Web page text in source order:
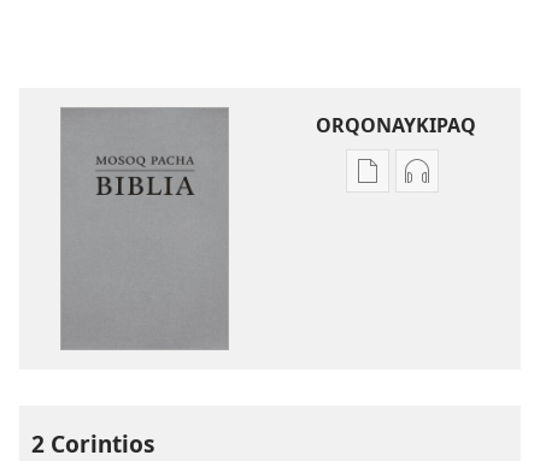
ORQONAYKIPAQ
Kaypi Kaypin
2 Corintios